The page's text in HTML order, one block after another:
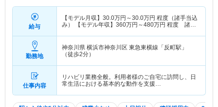
給与
【モデル月収】 30.0万円～30.0万円 程度（諸手当込
み） 【モデル年収】 360万円～480万円 程度 諸手
勤務地
神奈川県 横浜市神奈川区 東急東横線「反町駅」
（徒歩2分）
仕事内容
リハビリ業務全般。利用者様のご自宅に訪問し、日
常生活における基本的な動作を支援…